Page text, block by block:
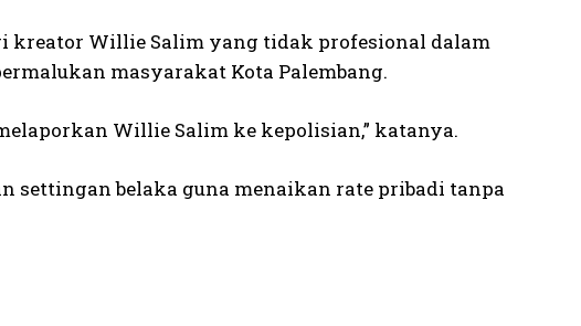
kreator Willie Salim yang tidak profesional dalam
masyarakat Kota Palembang.
Willie Salim ke kepolisian,” katanya.
settingan belaka guna menaikan rate pribadi tanpa